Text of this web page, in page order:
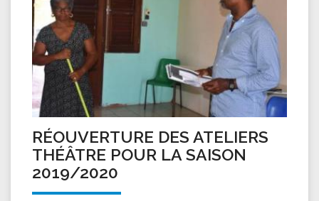
RÉOUVERTURE DES ATELIERS
THÉÂTRE POUR LA SAISON
2019/2020